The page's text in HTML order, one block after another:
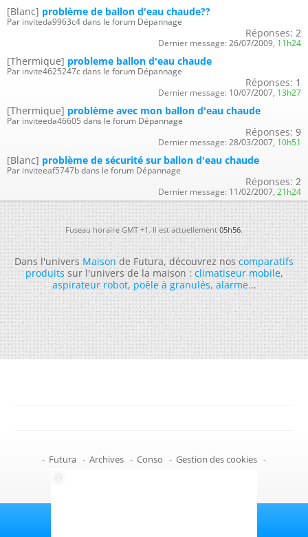
[Blanc] problème de ballon d'eau chaude??
Par inviteda9963c4 dans le forum Dépannage
Réponses: 2
Dernier message: 26/07/2009, 11h24
[Thermique] probleme ballon d'eau chaude
Par invite4625247c dans le forum Dépannage
Réponses: 1
Dernier message: 10/07/2007, 13h27
[Thermique] problème avec mon ballon d'eau chaude
Par inviteeda46605 dans le forum Dépannage
Réponses: 9
Dernier message: 28/03/2007, 10h51
[Blanc] problème de sécurité sur ballon d'eau chaude
Par inviteeaf5747b dans le forum Dépannage
Réponses: 2
Dernier message: 11/02/2007, 21h24
Fuseau horaire GMT +1. Il est actuellement05h56.
Dans l'universMaisonde Futura, découvrez noscomparatifs
produitssur l'univers de la maison :climatiseur mobile,
aspirateur robot,poêle à granulés,alarme...
- Futura - Archives - Conso - Gestion des cookies -